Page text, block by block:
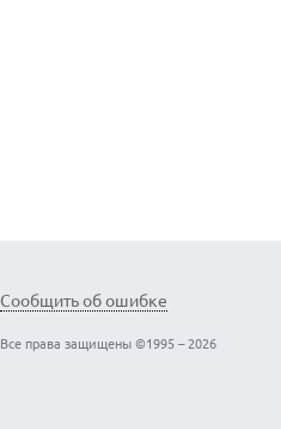
Сообщить об ошибке
Все права защищены ©1995 – 2026